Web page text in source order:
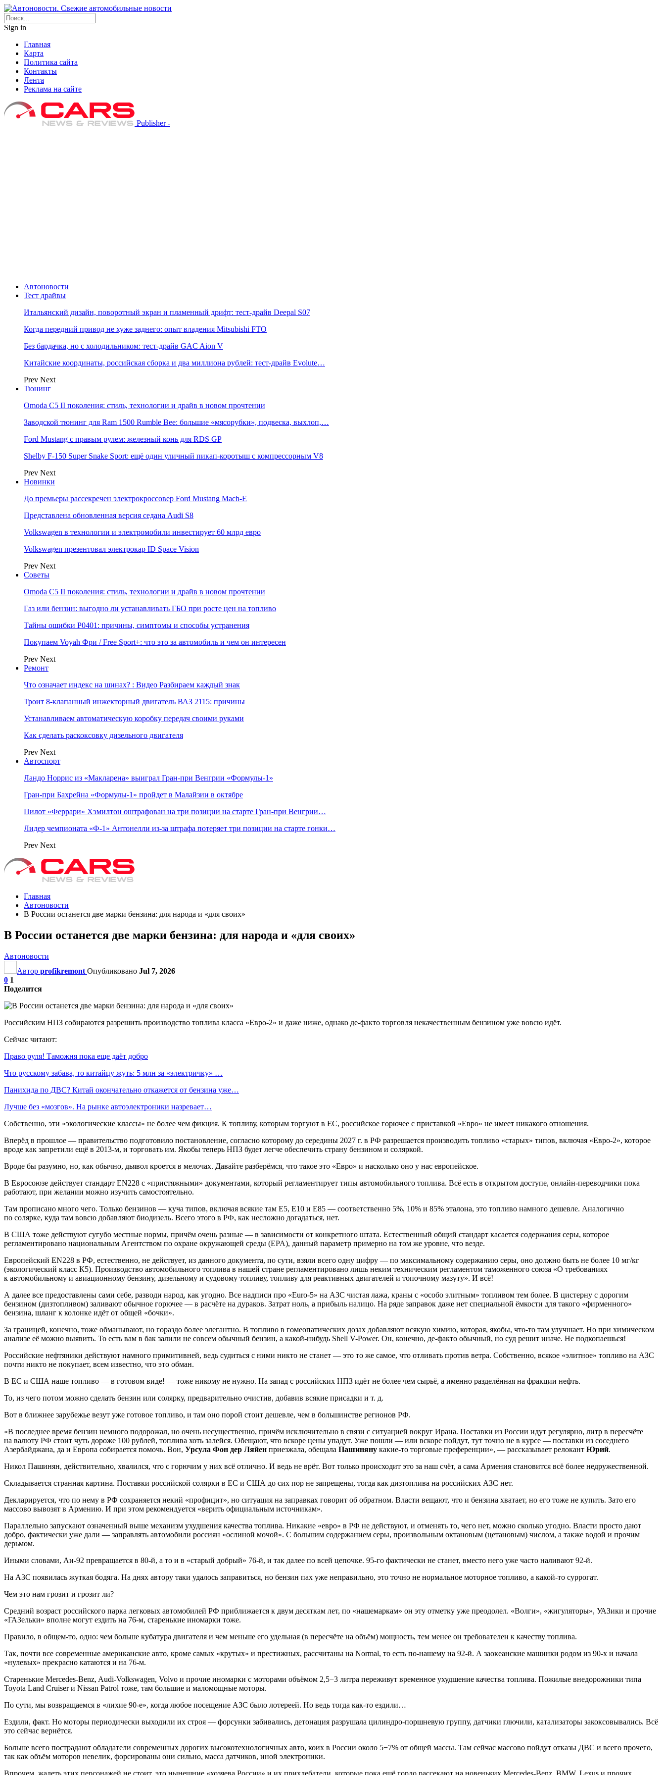
Sign in
Главная
Карта
Политика сайта
Контакты
Лента
Реклама на сайте
Publisher -
Автоновости
Тест драйвы
Итальянский дизайн, поворотный экран и пламенный дрифт: тест-драйв Deepal S07
Когда передний привод не хуже заднего: опыт владения Mitsubishi FTO
Без бардачка, но с холодильником: тест-драйв GAC Aion V
Китайские координаты, российская сборка и два миллиона рублей: тест-драйв Evolute…
Prev Next
Тюнинг
Omoda C5 II поколения: стиль, технологии и драйв в новом прочтении
Заводской тюнинг для Ram 1500 Rumble Bee: большие «мясорубки», подвеска, выхлоп,…
Ford Mustang с правым рулем: железный конь для RDS GP
Shelby F-150 Super Snake Sport: ещё один уличный пикап-коротыш с компрессорным V8
Prev Next
Новинки
До премьеры рассекречен электрокроссовер Ford Mustang Mach-E
Представлена обновленная версия седана Audi S8
Volkswagen в технологии и электромобили инвестирует 60 млрд евро
Volkswagen презентовал электрокар ID Space Vision
Prev Next
Советы
Omoda C5 II поколения: стиль, технологии и драйв в новом прочтении
Газ или бензин: выгодно ли устанавливать ГБО при росте цен на топливо
Тайны ошибки P0401: причины, симптомы и способы устранения
Покупаем Voyah Фри / Free Sport+: что это за автомобиль и чем он интересен
Prev Next
Ремонт
Что означает индекс на шинах? : Видео Разбираем каждый знак
Троит 8-клапанный инжекторный двигатель ВАЗ 2115: причины
Устанавливаем автоматическую коробку передач своими руками
Как сделать раскоксовку дизельного двигателя
Prev Next
Автоспорт
Ландо Норрис из «Макларена» выиграл Гран‑при Венгрии «Формулы‑1»
Гран‑при Бахрейна «Формулы‑1» пройдет в Малайзии в октябре
Пилот «Феррари» Хэмилтон оштрафован на три позиции на старте Гран‑при Венгрии…
Лидер чемпионата «Ф‑1» Антонелли из‑за штрафа потеряет три позиции на старте гонки…
Prev Next
Главная
Автоновости
В России останется две марки бензина: для народа и «для своих»
В России останется две марки бензина: для народа и «для своих»
Автоновости
Автор profikremont Опубликовано Jul 7, 2026
0 1
Поделится
Российским НПЗ собираются разрешить производство топлива класса «Евро-2» и даже ниже, однако де-факто торговля некачественным бензином уже вовсю идёт.
Сейчас читают:
Право руля! Таможня пока еще даёт добро
Что русскому забава, то китайцу жуть: 5 млн за «электричку» …
Панихида по ДВС? Китай окончательно откажется от бензина уже…
Лучше без «мозгов». На рынке автоэлектроники назревает…
Собственно, эти «экологические классы» не более чем фикция. К топливу, которым торгуют в ЕС, российское горючее с приставкой «Евро» не имеет никакого отношения.
Вперёд в прошлое — правительство подготовило постановление, согласно которому до середины 2027 г. в РФ разрешается производить топливо «старых» типов, включая «Евро-2», которое
вроде как запретили ещё в 2013-м, и торговать им. Якобы теперь НПЗ будет легче обеспечить страну бензином и соляркой.
Вроде бы разумно, но, как обычно, дьявол кроется в мелочах. Давайте разберёмся, что такое это «Евро» и насколько оно у нас европейское.
В Евросоюзе действует стандарт EN228 с «пристяжными» документами, который регламентирует типы автомобильного топлива. Всё есть в открытом доступе, онлайн-переводчики пока
работают, при желании можно изучить самостоятельно.
Там прописано много чего. Только бензинов — куча типов, включая всякие там Е5, Е10 и Е85 — соответственно 5%, 10% и 85% эталона, это топливо намного дешевле. Аналогично
по солярке, куда там вовсю добавляют биодизель. Всего этого в РФ, как несложно догадаться, нет.
В США тоже действуют сугубо местные нормы, причём очень разные — в зависимости от конкретного штата. Естественный общий стандарт касается содержания серы, которое
регламентировано национальным Агентством по охране окружающей среды (EPA), данный параметр примерно на том же уровне, что везде.
Европейский EN228 в РФ, естественно, не действует, из данного документа, по сути, взяли всего одну цифру — по максимальному содержанию серы, оно должно быть не более 10 мг/кг
(экологический класс К5). Производство автомобильного топлива в нашей стране регламентировано лишь неким техническим регламентом таможенного союза «О требованиях
к автомобильному и авиационному бензину, дизельному и судовому топливу, топливу для реактивных двигателей и топочному мазуту». И всё!
А далее все предоставлены сами себе, разводи народ, как угодно. Все надписи про «Euro-5» на АЗС чистая лажа, краны с «особо элитным» топливом тем более. В цистерну с дорогим
бензином (дизтопливом) заливают обычное горючее — в расчёте на дураков. Затрат ноль, а прибыль налицо. На ряде заправок даже нет специальной ёмкости для такого «фирменного»
бензина, шланг к колонке идёт от общей «бочки».
За границей, конечно, тоже обманывают, но гораздо более элегантно. В топливо в гомеопатических дозах добавляют всякую химию, которая, якобы, что-то там улучшает. Но при химическом
анализе её можно выявить. То есть вам в бак залили не совсем обычный бензин, а какой-нибудь Shell V-Power. Он, конечно, де-факто обычный, но суд решит иначе. Не подкопаешься!
Российские нефтяники действуют намного примитивней, ведь судиться с ними никто не станет — это то же самое, что отливать против ветра. Собственно, всякое «элитное» топливо на АЗС
почти никто не покупает, всем известно, что это обман.
В ЕС и США наше топливо — в готовом виде! — тоже никому не нужно. На запад с российских НПЗ идёт не более чем сырьё, а именно разделённая на фракции нефть.
То, из чего потом можно сделать бензин или солярку, предварительно очистив, добавив всякие присадки и т. д.
Вот в ближнее зарубежье везут уже готовое топливо, и там оно порой стоит дешевле, чем в большинстве регионов РФ.
«В последнее время бензин немного подорожал, но очень несущественно, причём исключительно в связи с ситуацией вокруг Ирана. Поставки из России идут регулярно, литр в пересчёте
на валюту РФ стоит чуть дороже 100 рублей, топлива хоть залейся. Обещают, что вскоре цены упадут. Уже пошли — или вскоре пойдут, тут точно не в курсе — поставки из соседнего
Азербайджана, да и Европа собирается помочь. Вон, Урсула Фон дер Ляйен приезжала, обещала Пашиняну какие-то торговые преференции», — рассказывает релокант Юрий.
Никол Пашинян, действительно, хвалился, что с горючим у них всё отлично. И ведь не врёт. Вот только происходит это за наш счёт, а сама Армения становится всё более недружественной.
Складывается странная картина. Поставки российской солярки в ЕС и США до сих пор не запрещены, тогда как дизтоплива на российских АЗС нет.
Декларируется, что по нему в РФ сохраняется некий «профицит», но ситуация на заправках говорит об обратном. Власти вещают, что и бензина хватает, но его тоже не купить. Зато его
массово вывозят в Армению. И при этом рекомендуется «верить официальным источникам».
Параллельно запускают означенный выше механизм ухудшения качества топлива. Никакие «евро» в РФ не действуют, и отменять то, чего нет, можно сколько угодно. Власти просто дают
добро, фактически уже дали — заправлять автомобили россиян «ослиной мочой». С большим содержанием серы, произвольным октановым (цетановым) числом, а также водой и прочим
дерьмом.
Иными словами, Аи-92 превращается в 80-й, а то и в «старый добрый» 76-й, и так далее по всей цепочке. 95-го фактически не станет, вместо него уже часто наливают 92-й.
На АЗС появилась жуткая бодяга. На днях автору таки удалось заправиться, но бензин пах уже неправильно, это точно не нормальное моторное топливо, а какой-то суррогат.
Чем это нам грозит и грозит ли?
Средний возраст российского парка легковых автомобилей РФ приближается к двум десяткам лет, по «нашемаркам» он эту отметку уже преодолел. «Волги», «жигуляторы», УАЗики и прочие
«ГАЗельки» вполне могут ездить на 76-м, старенькие иномарки тоже.
Правило, в общем-то, одно: чем больше кубатура двигателя и чем меньше его удельная (в пересчёте на объём) мощность, тем менее он требователен к качеству топлива.
Так, почти все современные американские авто, кроме самых «крутых» и престижных, рассчитаны на Normal, то есть по-нашему на 92-й. А заокеанские машинки родом из 90-х и начала
«нулевых» прекрасно катаются и на 76-м.
Старенькие Mercedes-Benz, Audi-Volkswagen, Volvo и прочие иномарки с моторами объёмом 2,5−3 литра переживут временное ухудшение качества топлива. Пожилые внедорожники типа
Toyota Land Cruiser и Nissan Patrol тоже, там большие и маломощные моторы.
По сути, мы возвращаемся в «лихие 90-е», когда любое посещение АЗС было лотереей. Но ведь тогда как-то ездили…
Ездили, факт. Но моторы периодически выходили их строя — форсунки забивались, детонация разрушала цилиндро-поршневую группу, датчики глючили, катализаторы закоксовывались. Всё
это сейчас вернётся.
Больше всего пострадают обладатели современных дорогих высокотехнологичных авто, коих в России около 5−7% от общей массы. Там сейчас массово пойдут отказы ДВС и всего прочего,
так как объём моторов невелик, форсированы они сильно, масса датчиков, иной электроники.
Впрочем, жалеть этих персонажей не стоит, это нынешние «хозяева России» и их прихлебатели, которые пока ещё гордо рассекают на новеньких Mercedes-Benz, BMW, Lexus и прочих